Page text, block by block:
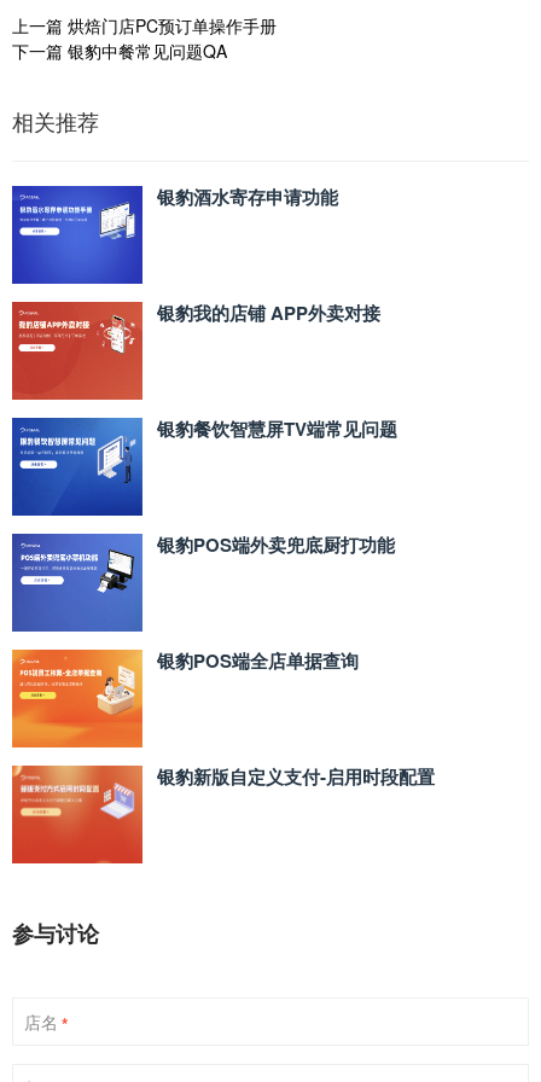
上一篇 烘焙门店PC预订单操作手册
下一篇 银豹中餐常见问题QA
相关推荐
银豹酒水寄存申请功能
银豹我的店铺 APP外卖对接
银豹餐饮智慧屏TV端常见问题
银豹POS端外卖兜底厨打功能
银豹POS端全店单据查询
银豹新版自定义支付‑启用时段配置
参与讨论
店名 *